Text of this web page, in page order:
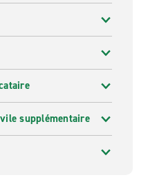
supplémentaire